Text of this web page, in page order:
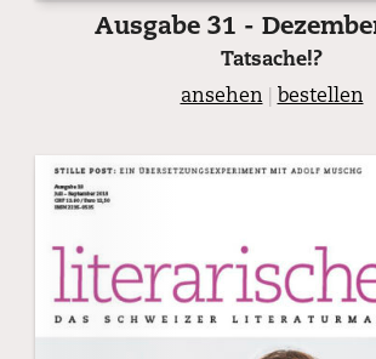
Ausgabe 31 -
Tatsache!?
ansehen
bestellen